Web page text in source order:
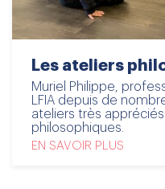
Les ateliers
Muriel Philippe,
LFIA depuis de
ateliers très
philosophiques.
EN SAVOIR PLUS